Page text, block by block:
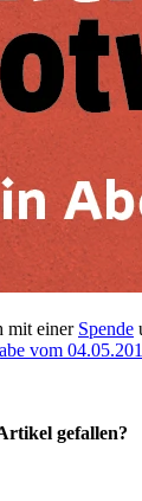
mit einer Spende
vom
gefallen?